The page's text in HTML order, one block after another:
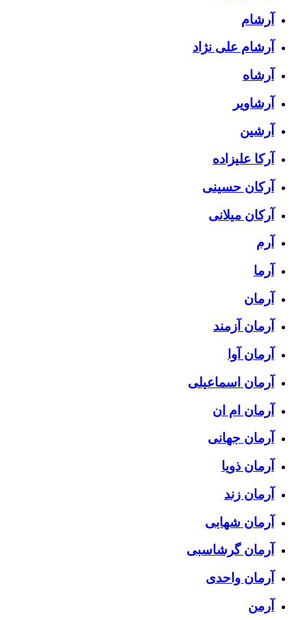
آرشام
آرشام علی نژاد
آرشاه
آرشاویر
آرشین
آرکا علیزاده
آرکان حسینی
آرکان میلانی
آرم
آرما
آرمان
آرمان آزمند
آرمان آوا
آرمان اسماعیلی
آرمان ام ان
آرمان جهانی
آرمان ذویا
آرمان زند
آرمان شهابی
آرمان گرشاسبی
آرمان واحدی
آرمن